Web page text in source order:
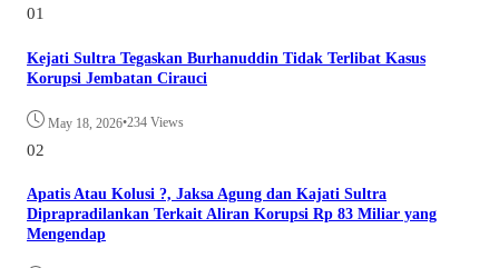
01
Kejati Sultra Tegaskan Burhanuddin Tidak Terlibat Kasus
Korupsi Jembatan Cirauci
May 18, 2026•234 Views
02
Apatis Atau Kolusi ?, Jaksa Agung dan Kajati Sultra
Diprapradilankan Terkait Aliran Korupsi Rp 83 Miliar yang
Mengendap